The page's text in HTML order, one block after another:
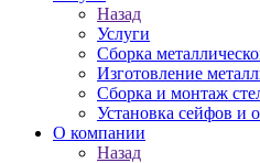
Назад
Услуги
Сборка
Изготовление
Сборка и монтаж
Установка сейфов и
О компании
Назад